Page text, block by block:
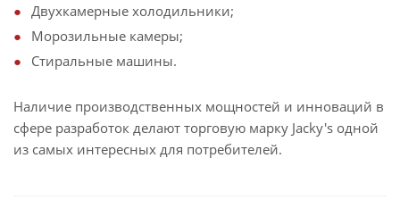
Двухкамерные холодильники;
Морозильные камеры;
Стиральные машины.
Наличие производственных мощностей и инноваций в
сфере разработок делают торговую марку Jacky's одной
из самых интересных для потребителей.